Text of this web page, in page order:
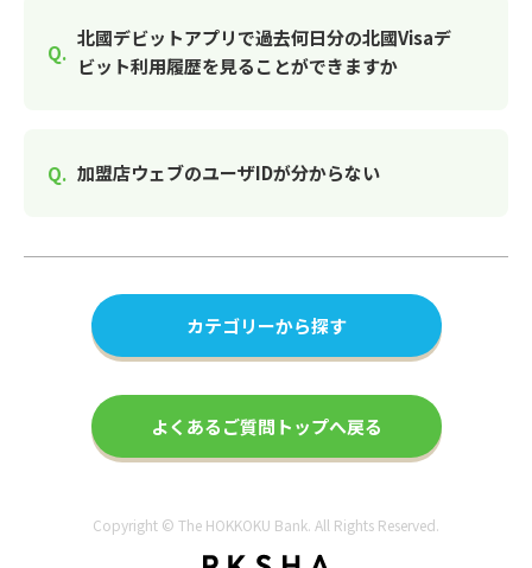
北國デビットアプリで過去何日分の北國Visaデ
ビット利用履歴を見ることができますか
加盟店ウェブのユーザIDが分からない
カテゴリーから探す
よくあるご質問トップへ戻る
Copyright © The HOKKOKU Bank. All Rights Reserved.